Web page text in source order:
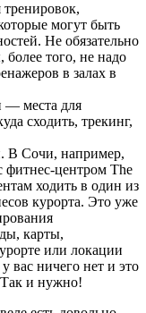
могут быть
Не обязательно
того, не надо
в залах в
— места для
сходить, трекинг,
В Сочи, например,
фитнес-центром The
ходить в один из
курорта. Это уже
карты,
или локации
вас ничего нет и это
Так и нужно!